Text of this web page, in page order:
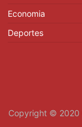
Economia
Deportes
Copyright © 2020